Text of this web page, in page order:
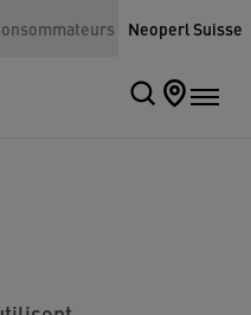
Neoperl Suisse